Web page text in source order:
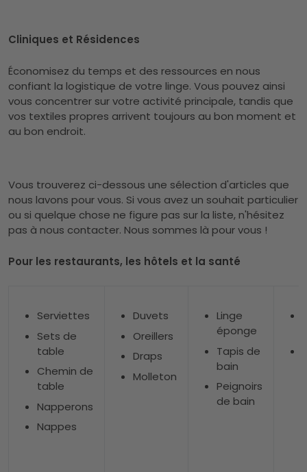
Cliniques et Résidences
Économisez du temps et des ressources en nous
confiant la logistique de votre linge. Vous pouvez ainsi
vous concentrer sur votre activité principale, tandis que
vos textiles propres arrivent toujours au bon moment et
au bon endroit.
Vous trouverez ci-dessous une sélection d'articles que
nous lavons pour vous. Si vous avez un souhait particulier
ou si quelque chose ne figure pas sur la liste, n'hésitez
pas à nous contacter. Nous sommes là pour vous !
Pour les restaurants, les hôtels et la santé
Serviettes
Sets de
table
Chemin de
table
Napperons
Nappes
Duvets
Oreillers
Draps
Molleton
Linge
éponge
Tapis de
bain
Peignoirs
de bain